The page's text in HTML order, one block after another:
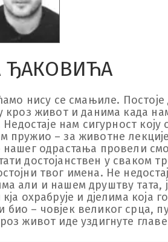
ЂАКОВИЋА
нису се смањиле.
кроз живот и данима када
нам сигурност
– за животне
одрастања провели
достојанствен у сваком
твог имена. Не
али и нашем друштву тата,
охрабрује и дјелима која
– човјек великог срца,
живот иде уздигнуте